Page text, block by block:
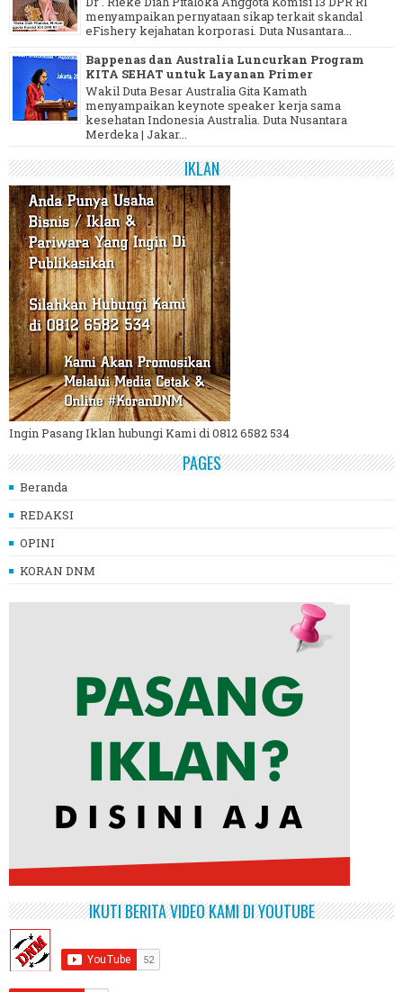
menyampaikan pernyataan sikap terkait skandal
eFishery kejahatan korporasi. Duta Nusantara...
Bappenas dan Australia Luncurkan Program
KITA SEHAT untuk Layanan Primer
Wakil Duta Besar Australia Gita Kamath
menyampaikan keynote speaker kerja sama
kesehatan Indonesia Australia. Duta Nusantara
Merdeka | Jakar...
IKLAN
Ingin Pasang Iklan hubungi Kami di 0812 6582 534
PAGES
Beranda
REDAKSI
OPINI
KORAN DNM
IKUTI BERITA VIDEO KAMI DI YOUTUBE